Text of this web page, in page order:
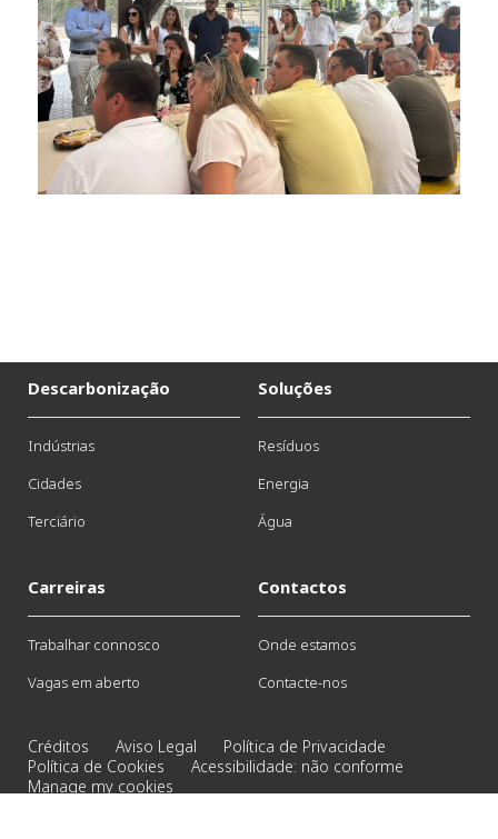
Descarbonização
Indústrias
Cidades
Terciário
Soluções
Resíduos
Energia
Água
Carreiras
Trabalhar connosco
Vagas em aberto
Contactos
Onde estamos
Contacte-nos
Créditos Aviso Legal
Política de Privacidade
Política de Cookies
Acessibilidade: não conforme
Manage my cookies